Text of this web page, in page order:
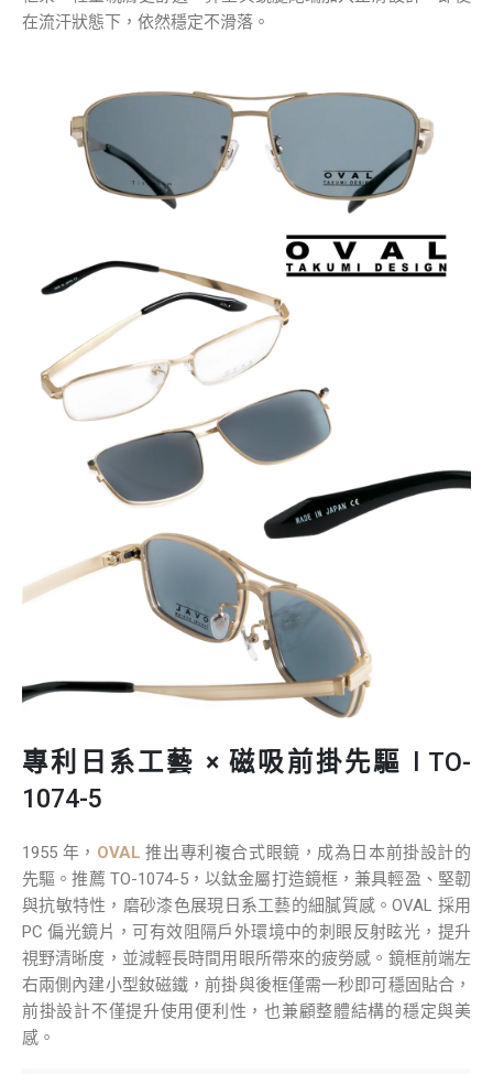
在流汗狀態下，依然穩定不滑落。
專利日系工藝 × 磁吸前掛先驅 l TO-
1074-5
1955 年， OVAL 推出專利複合式眼鏡，成為日本前掛設計的
先驅。推薦 TO-1074-5，以鈦金屬打造鏡框，兼具輕盈、堅韌
與抗敏特性，磨砂漆色展現日系工藝的細膩質感。OVAL 採用
PC 偏光鏡片，可有效阻隔戶外環境中的刺眼反射眩光，提升
視野清晰度，並減輕長時間用眼所帶來的疲勞感。鏡框前端左
右兩側內建小型釹磁鐵，前掛與後框僅需一秒即可穩固貼合，
前掛設計不僅提升使用便利性，也兼顧整體結構的穩定與美
感。